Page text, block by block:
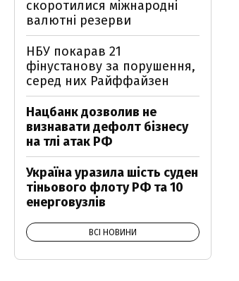
скоротилися міжнародні
валютні резерви
НБУ покарав 21
фінустанову за порушення,
серед них Райффайзен
Нацбанк дозволив не
визнавати дефолт бізнесу
на тлі атак РФ
Україна уразила шість суден
тіньового флоту РФ та 10
енерговузлів
ВСІ НОВИНИ